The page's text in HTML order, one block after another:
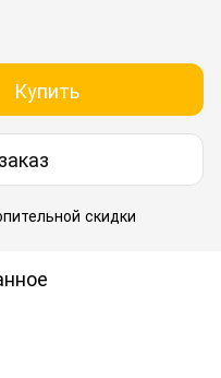
Купить
скидки